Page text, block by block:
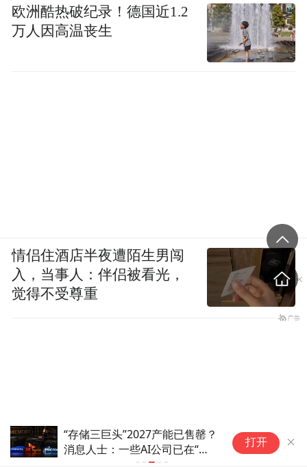
“存储三巨头”2027产能已售罄？
消息人士：一些AI公司已在“跪
打开
欧洲酷热破纪录！德国近1.2
万人因高温丧生
情侣住酒店半夜遭陌生男闯
入，当事人：伴侣被看光，
觉得不受尊重